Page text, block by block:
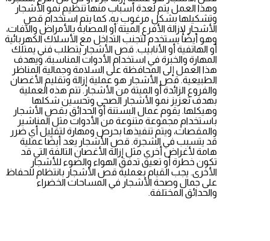
وهذا العمل يتم لعدة أسباب منها تنظيم نمو الأشجار
وتشكيلها بشكل مرغوب به، كما يتم استخدام قص
الأشجار لإزالة الأفرع الميتة أو المصابة بالأمراض والآفات،
وهو أيضًا يستخدم لتجنب التداخل مع الأسلاك الكهربائية
أو الهاتفية أو الأنابيب. قص الأشجار يتطلب فني يمتلك
المهارة والخبرة في استخدام الأدوات المناسبة، ويهدف
هذا العمل إلى المحافظة على السلامة وجمالية المناظر
الطبيعية. قص الأشجار هو عملية إزالة وتقليم الأغصان
والفروع الزائدة أو الميتة من الأشجار. تتم هذه العملية
بهدف تعزيز نمو الأشجار الصحي وتحسين شكلها
وهيكلها. يقوم عمال البستنة أو الحدائق بقص الأشجار
باستخدام مجموعة متنوعة من الأدوات مثل المناشير
والمقصات، ويتم تنفيذها بحرص ومهارة لتقليل أي ضرر
قد يتسبب في الشجرة. قص الأشجار يعد أيضًا عملية
هامة لأغراض أخرى مثل إزالة الأغصان التالفة التي قد
تكون خطرة أو تعيق تدفق الهواء والضوء للأشجار
الأخرى. يجب القيام بعملية قص الأشجار بانتظام للحفاظ
على جمال وصحة الأشجار في المساحات الخضراء
والحدائق المختلفة.